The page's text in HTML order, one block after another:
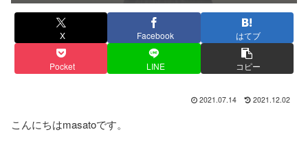
X Facebook はてブ
Pocket LINE コピー
2021.07.14 2021.12.02
こんにちはmasatoです。